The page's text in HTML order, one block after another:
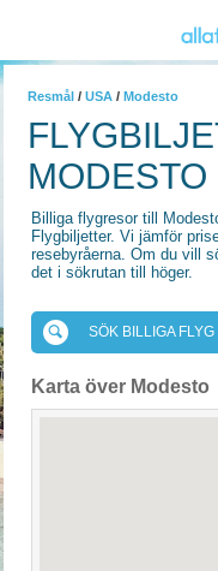
Resmål / USA / Modesto
MODESTO
Billiga flygresor till
Flygbiljetter. Vi jämför
resebyråerna. Om du vill
det i sökrutan till höger.
SÖK BILLIGA
Karta över Modesto